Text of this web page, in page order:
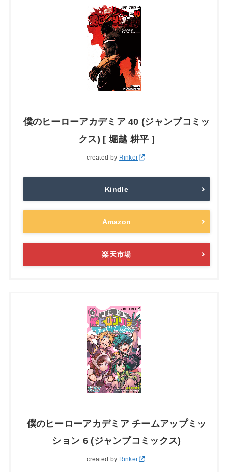
僕のヒーローアカデミア 40 (ジャンプコミッ
クス) [ 堀越 耕平 ]
created by Rinker
Kindle
Amazon
楽天市場
僕のヒーローアカデミア チームアップミッ
ション 6 (ジャンプコミックス)
created by Rinker